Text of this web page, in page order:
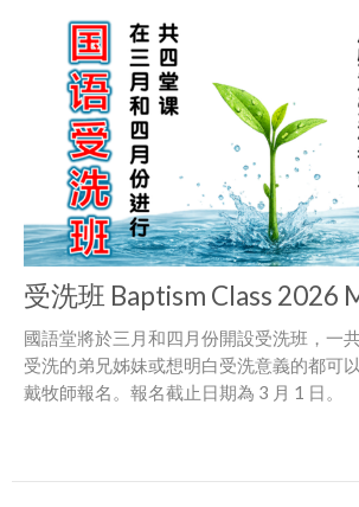
受洗班 Baptism Class 2026
國語堂將於三月和四月份開設受洗班，一
受洗的弟兄姊妹或想明白受洗意義的都可
戴牧師報名。報名截止日期為 3 月 1 日。